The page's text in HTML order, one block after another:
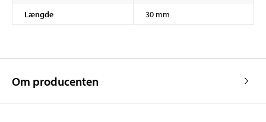
Længde
30 mm
Om producenten